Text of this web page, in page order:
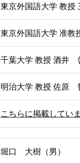
東京外国語大学 教
東京外国語大学 准
千葉大学 教授 酒井
明治大学 教授 佐原
こちらに掲載していま
堀口 大樹（男）